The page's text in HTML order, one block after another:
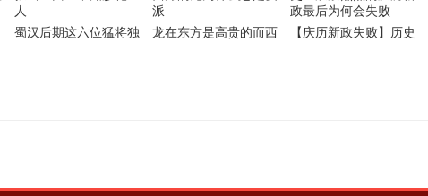
蜀汉后期这六位猛将独
龙在东方是高贵的而西
【庆历新政失败】历史